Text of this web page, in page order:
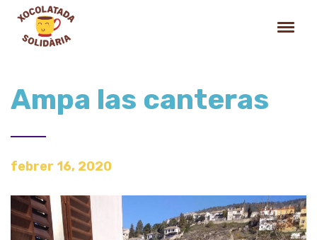
Ampa las canteras
febrer 16, 2020